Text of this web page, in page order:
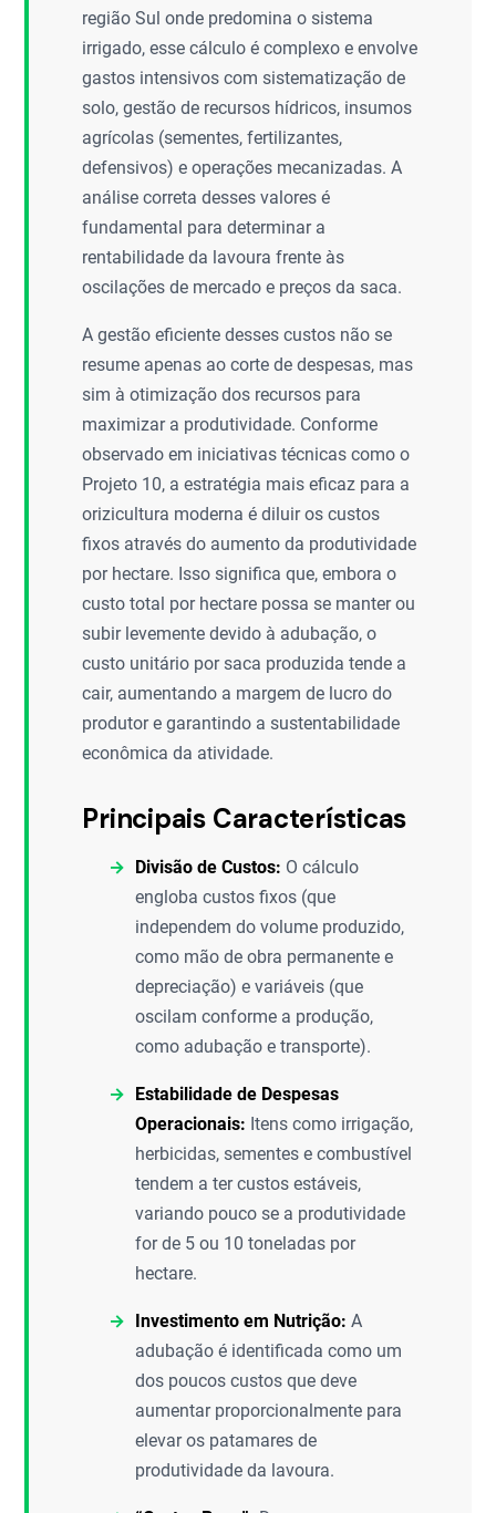
região Sul onde predomina o sistema
irrigado, esse cálculo é complexo e envolve
gastos intensivos com sistematização de
solo, gestão de recursos hídricos, insumos
agrícolas (sementes, fertilizantes,
defensivos) e operações mecanizadas. A
análise correta desses valores é
fundamental para determinar a
rentabilidade da lavoura frente às
oscilações de mercado e preços da saca.
A gestão eficiente desses custos não se
resume apenas ao corte de despesas, mas
sim à otimização dos recursos para
maximizar a produtividade. Conforme
observado em iniciativas técnicas como o
Projeto 10, a estratégia mais eficaz para a
orizicultura moderna é diluir os custos
fixos através do aumento da produtividade
por hectare. Isso significa que, embora o
custo total por hectare possa se manter ou
subir levemente devido à adubação, o
custo unitário por saca produzida tende a
cair, aumentando a margem de lucro do
produtor e garantindo a sustentabilidade
econômica da atividade.
Principais Características
Divisão de Custos: O cálculo
engloba custos fixos (que
independem do volume produzido,
como mão de obra permanente e
depreciação) e variáveis (que
oscilam conforme a produção,
como adubação e transporte).
Estabilidade de Despesas
Operacionais: Itens como irrigação,
herbicidas, sementes e combustível
tendem a ter custos estáveis,
variando pouco se a produtividade
for de 5 ou 10 toneladas por
hectare.
Investimento em Nutrição: A
adubação é identificada como um
dos poucos custos que deve
aumentar proporcionalmente para
elevar os patamares de
produtividade da lavoura.